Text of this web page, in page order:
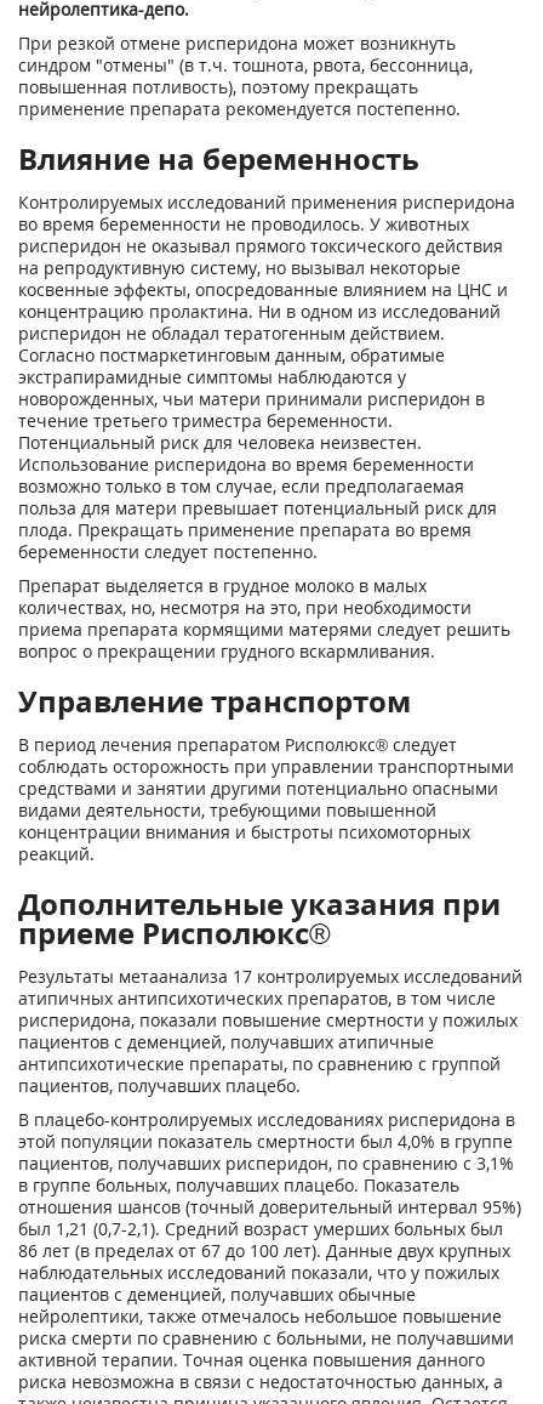
нейролептика-депо.
При резкой отмене рисперидона может возникнуть
синдром "отмены" (в т.ч. тошнота, рвота, бессонница,
повышенная потливость), поэтому прекращать
применение препарата рекомендуется постепенно.
Влияние на беременность
Контролируемых исследований применения рисперидона
во время беременности не проводилось. У животных
рисперидон не оказывал прямого токсического действия
на репродуктивную систему, но вызывал некоторые
косвенные эффекты, опосредованные влиянием на ЦНС и
концентрацию пролактина. Ни в одном из исследований
рисперидон не обладал тератогенным действием.
Согласно постмаркетинговым данным, обратимые
экстрапирамидные симптомы наблюдаются у
новорожденных, чьи матери принимали рисперидон в
течение третьего триместра беременности.
Потенциальный риск для человека неизвестен.
Использование рисперидона во время беременности
возможно только в том случае, если предполагаемая
польза для матери превышает потенциальный риск для
плода. Прекращать применение препарата во время
беременности следует постепенно.
Препарат выделяется в грудное молоко в малых
количествах, но, несмотря на это, при необходимости
приема препарата кормящими матерями следует решить
вопрос о прекращении грудного вскармливания.
Управление транспортом
В период лечения препаратом Рисполюкс® следует
соблюдать осторожность при управлении транспортными
средствами и занятии другими потенциально опасными
видами деятельности, требующими повышенной
концентрации внимания и быстроты психомоторных
реакций.
Дополнительные указания при
приеме Рисполюкс®
Результаты метаанализа 17 контролируемых исследований
атипичных антипсихотических препаратов, в том числе
рисперидона, показали повышение смертности у пожилых
пациентов с деменцией, получавших атипичные
антипсихотические препараты, по сравнению с группой
пациентов, получавших плацебо.
В плацебо-контролируемых исследованиях рисперидона в
этой популяции показатель смертности был 4,0% в группе
пациентов, получавших рисперидон, по сравнению с 3,1%
в группе больных, получавших плацебо. Показатель
отношения шансов (точный доверительный интервал 95%)
был 1,21 (0,7-2,1). Средний возраст умерших больных был
86 лет (в пределах от 67 до 100 лет). Данные двух крупных
наблюдательных исследований показали, что у пожилых
пациентов с деменцией, получавших обычные
нейролептики, также отмечалось небольшое повышение
риска смерти по сравнению с больными, не получавшими
активной терапии. Точная оценка повышения данного
риска невозможна в связи с недостаточностью данных, а